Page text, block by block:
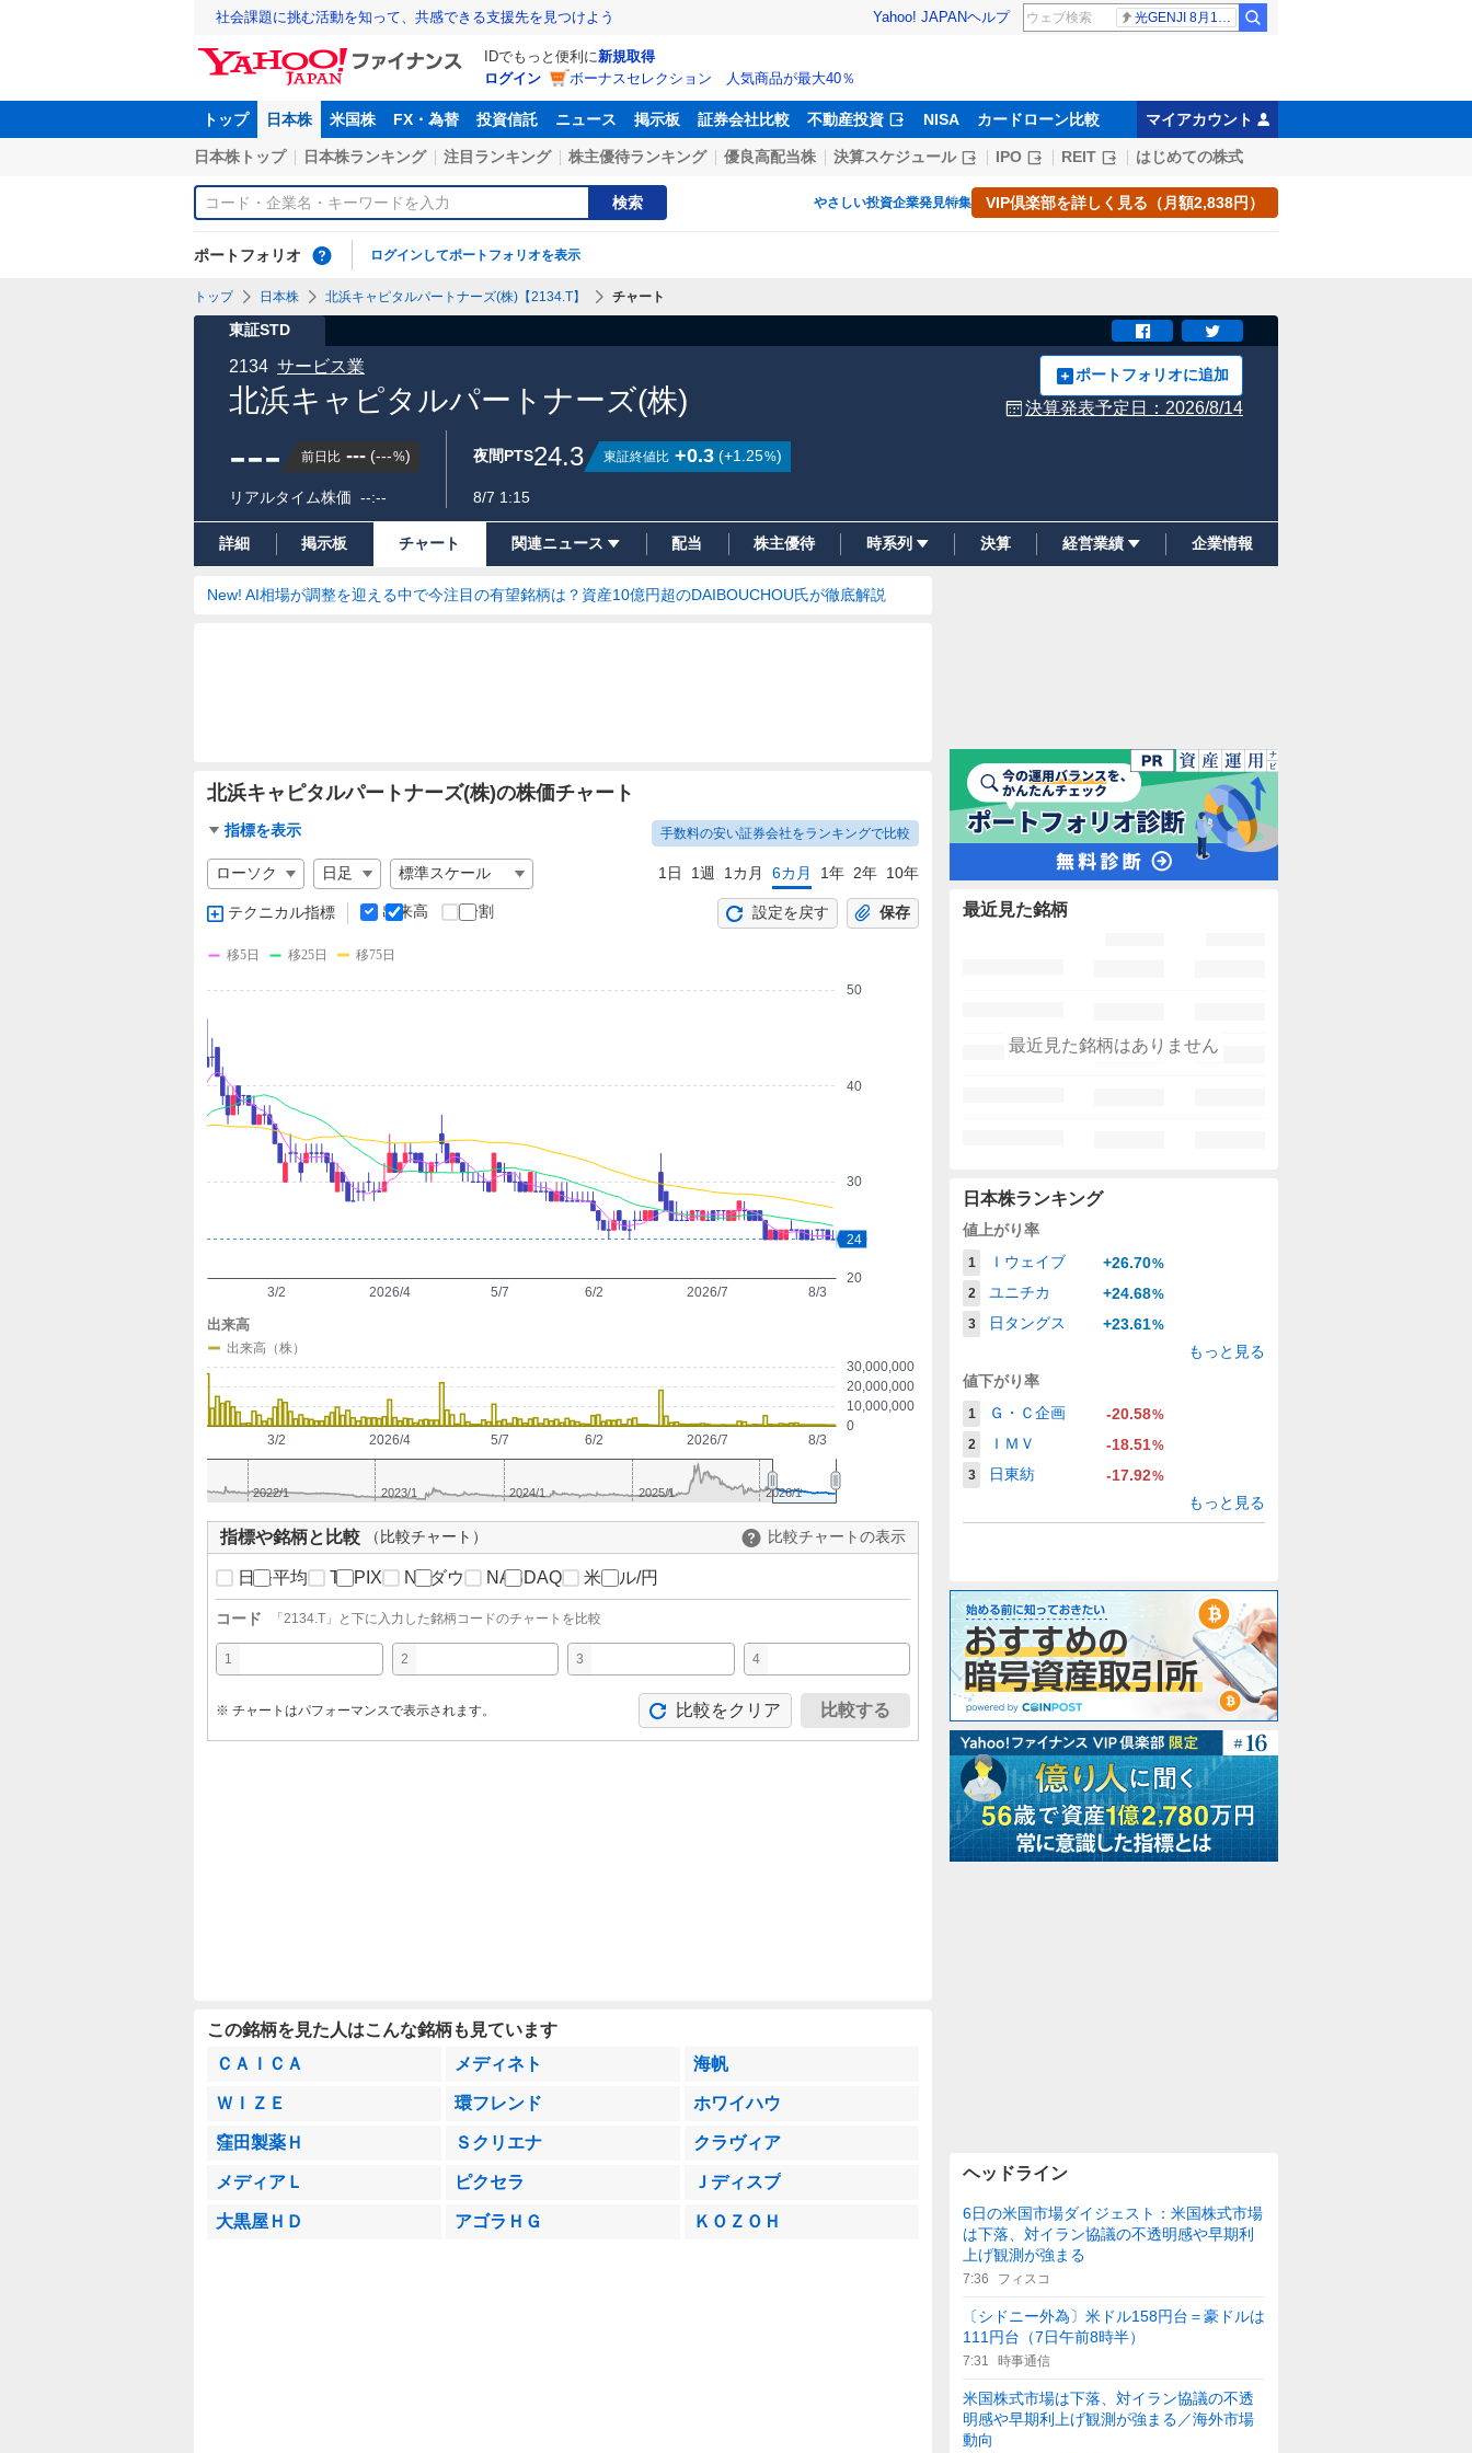
社会課題に挑む活動を知って、共感できる支援先を見つけよう Yahoo! JAPANヘルプ 光GENJI 8月19日
IDでもっと便利に新規取得
ログイン
ボーナスセレクション 人気商品が最大40％
トップ 日本株 米国株 FX・為替 投資信託 ニュース 掲示板 証券会社比較 不動産投資 NISA カードローン比較 マイアカウント
日本株トップ 日本株ランキング 注目ランキング 株主優待ランキング 優良高配当株 決算スケジュール IPO REIT はじめての株式
検索 やさしい投資企業発見特集 VIP倶楽部を詳しく見る（月額2,838円）
ポートフォリオ ログインしてポートフォリオを表示
トップ 日本株 北浜キャピタルパートナーズ(株)【2134.T】 チャート
東証STD
北浜キャピタルパートナーズ(株)
2134 サービス業 ポートフォリオに追加
決算発表予定日： 2026/8/14
--- 前日比 --- (---%)
リアルタイム株価 --:--
夜間PTS24.3 東証終値比 +0.3 (+1.25%)
8/7 1:15
詳細 掲示板 チャート 関連ニュース 配当 株主優待 時系列 決算 経営業績 企業情報
New! AI相場が調整を迎える中で今注目の有望銘柄は？資産10億円超のDAIBOUCHOU氏が徹底解説
北浜キャピタルパートナーズ(株)の株価チャート
チ
ャ
ー
ト
指
標
手数料の安い証券会社をランキングで比較
指標を表示
チ
ャ
ー
の
定
1日 1週 1カ月 6カ月 1年 2年 10年
テクニカル指標 出来高 分割 設定を戻す 保存
20
30
40
50
2026/4 2026/7
3/2 5/7 6/2 8/3
24
移5日 移25日 移75日
0
10,000,000
20,000,000
30,000,000
2026/4 2026/7
3/2 5/7 6/2 8/3
出来高
出来高（株）
2023/1 2025/1
2022/1 2024/1 2026/1
指標や銘柄と比較 （比較チャート） 比較チャートの表示
日経平均 TOPIX NYダウ NASDAQ 米ドル/円
コード 「 2134.T 」と下に入力した銘柄コードのチャートを比較
1 2 3 4
※ チャートはパフォーマンスで表示されます。 比較をクリア 比較する
この銘柄を見た人はこんな銘柄も見ています
ＣＡＩＣＡ
メディネト 海帆
ＷＩＺＥ 環フレンド ホワイハウ
窪田製薬Ｈ Ｓクリエナ クラヴィア
メディアＬ ピクセラ Ｊディスプ
大黒屋ＨＤ アゴラＨＧ ＫＯＺＯＨ
最近見た銘柄
最近見た銘柄はありません
日本株ランキング
値上がり率
1 Ｉウェイブ +26.70%
2
ユニチカ +24.68%
3
日タングス +23.61%
もっと見る
値下がり率
1 Ｇ・Ｃ企画 -20.58%
2
ＩＭＶ -18.51%
3
日東紡 -17.92%
もっと見る
ヘッドライン
6日の米国市場ダイジェスト：米国株式市場
は下落、対イラン協議の不透明感や早期利
上げ観測が強まる
7:36 フィスコ
〔シドニー外為〕米ドル158円台＝豪ドルは
111円台（7日午前8時半）
7:31 時事通信
米国株式市場は下落、対イラン協議の不透
明感や早期利上げ観測が強まる／海外市場
動向